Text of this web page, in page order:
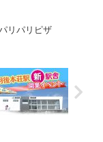
リパリピザ